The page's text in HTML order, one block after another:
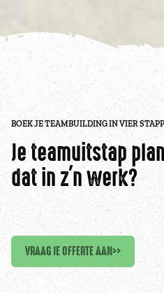
BOEK JE TEAMBUILDING IN VIER
Je teamuitstap
dat in z'n werk?
VRAAG JE OFFERTE AAN>>